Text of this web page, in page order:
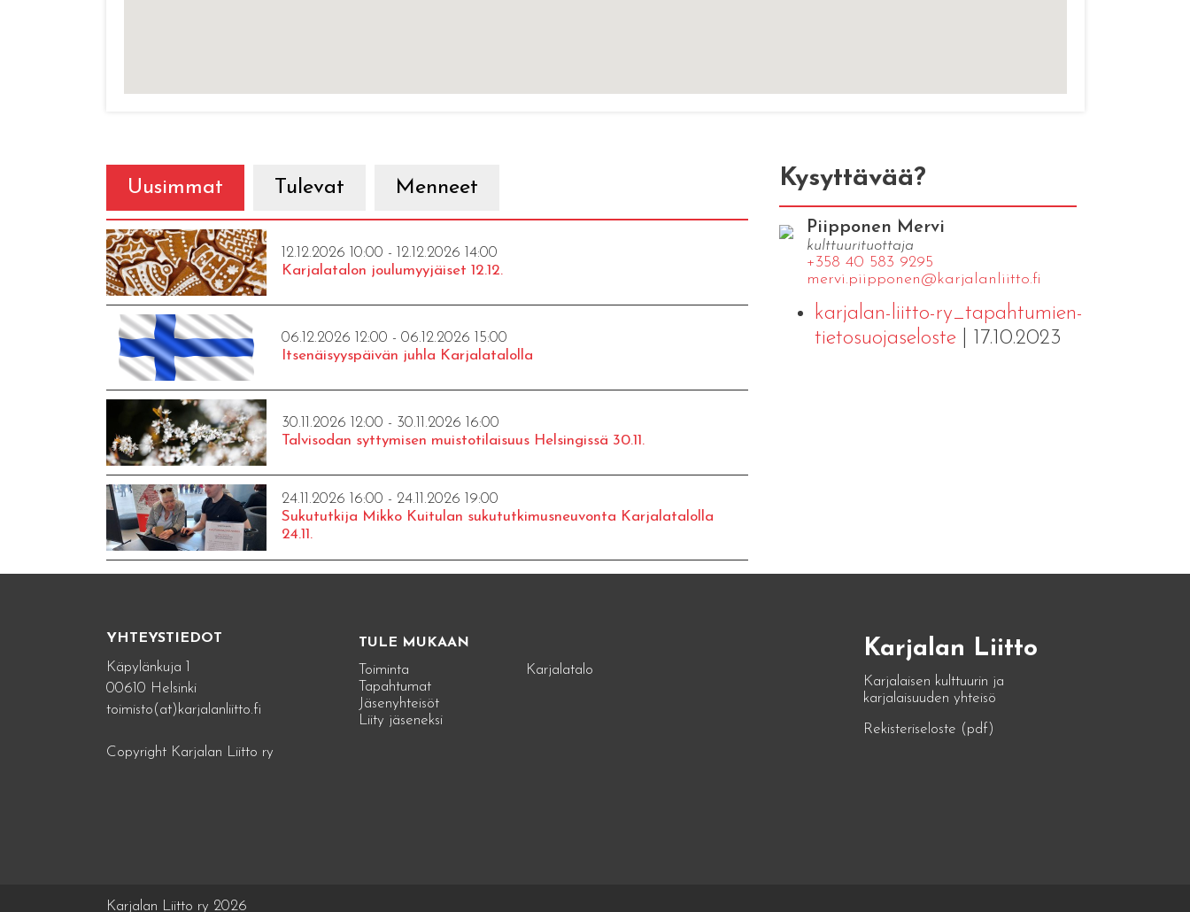
Uusimmat Tulevat Menneet
12.12.2026 10:00 - 12.12.2026 14:00
Karjalatalon joulumyyjäiset 12.12.
06.12.2026 12:00 - 06.12.2026 15:00
Itsenäisyyspäivän juhla Karjalatalolla
30.11.2026 12:00 - 30.11.2026 16:00
Talvisodan syttymisen muistotilaisuus Helsingissä 30.11.
24.11.2026 16:00 - 24.11.2026 19:00
Sukututkija Mikko Kuitulan sukututkimusneuvonta Karjalatalolla
24.11.
Kysyttävää?
Piipponen Mervi
kulttuurituottaja
+358 40 583 9295
mervi.​piipponen@​kar​jala​nlii​tto.​fi
karjalan-liitto-ry_tapahtumien-
tietosuojaseloste| 17.10.2023
YHTEYSTIEDOT
Käpylänkuja 1
00610 Helsinki
toimisto(at)karjalanliitto.fi
Copyright Karjalan Liitto ry
TULE MUKAAN
Toiminta
Tapahtumat
Jäsenyhteisöt
Liity jäseneksi
Karjalatalo
Karjalan Liitto
Karjalaisen kulttuurin ja
karjalaisuuden yhteisö
Rekisteriseloste (pdf)
Karjalan Liitto ry 2026